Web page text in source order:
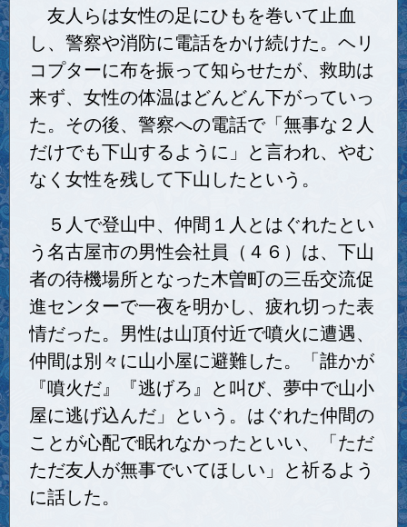
友人らは女性の足にひもを巻いて止血
し、警察や消防に電話をかけ続けた。ヘリ
コプターに布を振って知らせたが、救助は
来ず、女性の体温はどんどん下がっていっ
た。その後、警察への電話で「無事な２人
だけでも下山するように」と言われ、やむ
なく女性を残して下山したという。
５人で登山中、仲間１人とはぐれたとい
う名古屋市の男性会社員（４６）は、下山
者の待機場所となった木曽町の三岳交流促
進センターで一夜を明かし、疲れ切った表
情だった。男性は山頂付近で噴火に遭遇、
仲間は別々に山小屋に避難した。「誰かが
『噴火だ』『逃げろ』と叫び、夢中で山小
屋に逃げ込んだ」という。はぐれた仲間の
ことが心配で眠れなかったといい、「ただ
ただ友人が無事でいてほしい」と祈るよう
に話した。